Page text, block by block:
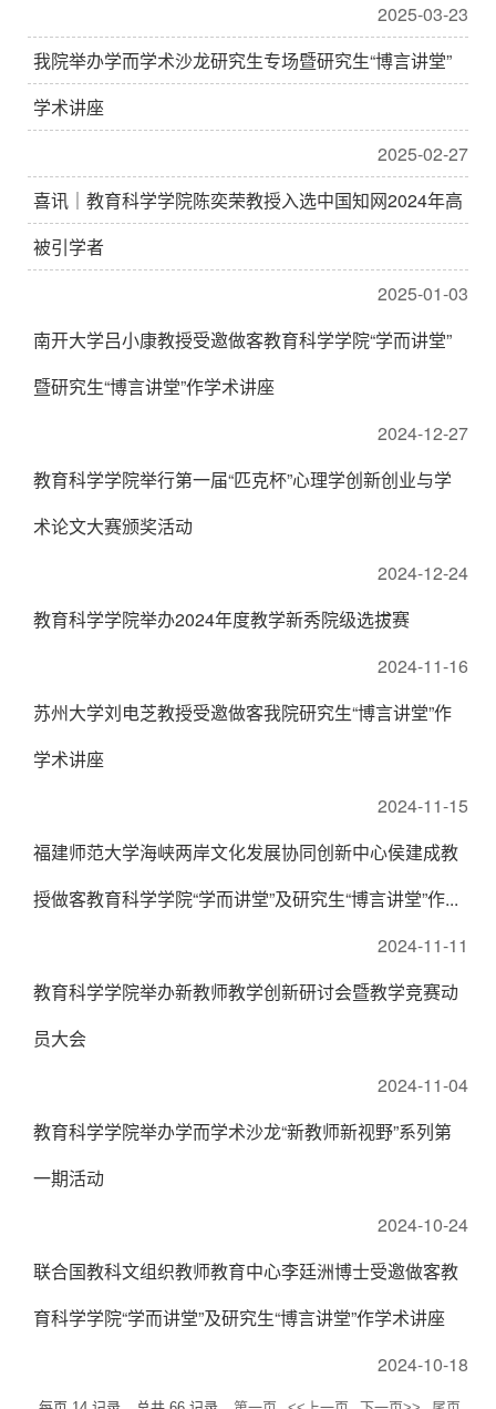
2025-03-23
我院举办学而学术沙龙研究生专场暨研究生“博言讲堂”
学术讲座
2025-02-27
喜讯｜教育科学学院陈奕荣教授入选中国知网2024年高
被引学者
2025-01-03
南开大学吕小康教授受邀做客教育科学学院“学而讲堂”
暨研究生“博言讲堂”作学术讲座
2024-12-27
教育科学学院举行第一届“匹克杯”心理学创新创业与学
术论文大赛颁奖活动
2024-12-24
教育科学学院举办2024年度教学新秀院级选拔赛
2024-11-16
苏州大学刘电芝教授受邀做客我院研究生“博言讲堂”作
学术讲座
2024-11-15
福建师范大学海峡两岸文化发展协同创新中心侯建成教
授做客教育科学学院“学而讲堂”及研究生“博言讲堂”作...
2024-11-11
教育科学学院举办新教师教学创新研讨会暨教学竞赛动
员大会
2024-11-04
教育科学学院举办学而学术沙龙“新教师新视野”系列第
一期活动
2024-10-24
联合国教科文组织教师教育中心李廷洲博士受邀做客教
育科学学院“学而讲堂”及研究生“博言讲堂”作学术讲座
2024-10-18